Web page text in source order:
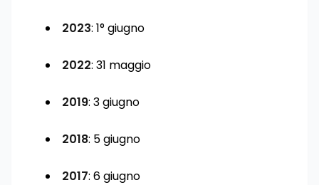
2023: 1° giugno
2022: 31 maggio
2019: 3 giugno
2018: 5 giugno
2017: 6 giugno